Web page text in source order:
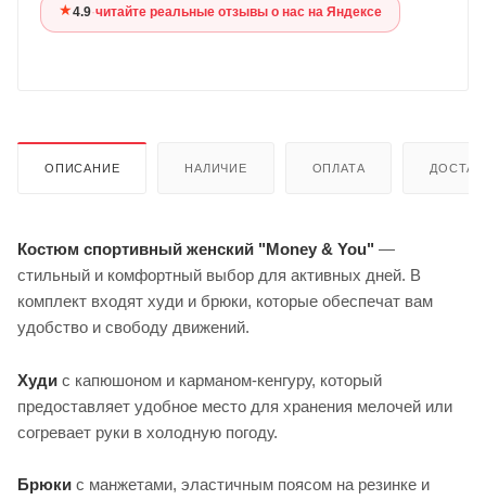
★4.9·читайте реальные отзывы о нас на Яндексе
ОПИСАНИЕ НАЛИЧИЕ ОПЛАТА
Костюм спортивный женский "Money & You" —
стильный и комфортный выбор для активных дней. В
комплект входят худи и брюки, которые обеспечат вам
удобство и свободу движений.
Худи с капюшоном и карманом-кенгуру, который
предоставляет удобное место для хранения мелочей или
согревает руки в холодную погоду.
Брюки с манжетами, эластичным поясом на резинке и